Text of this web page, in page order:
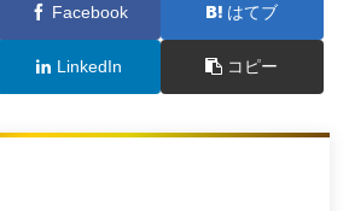
Facebook はてブ
LinkedIn コピー